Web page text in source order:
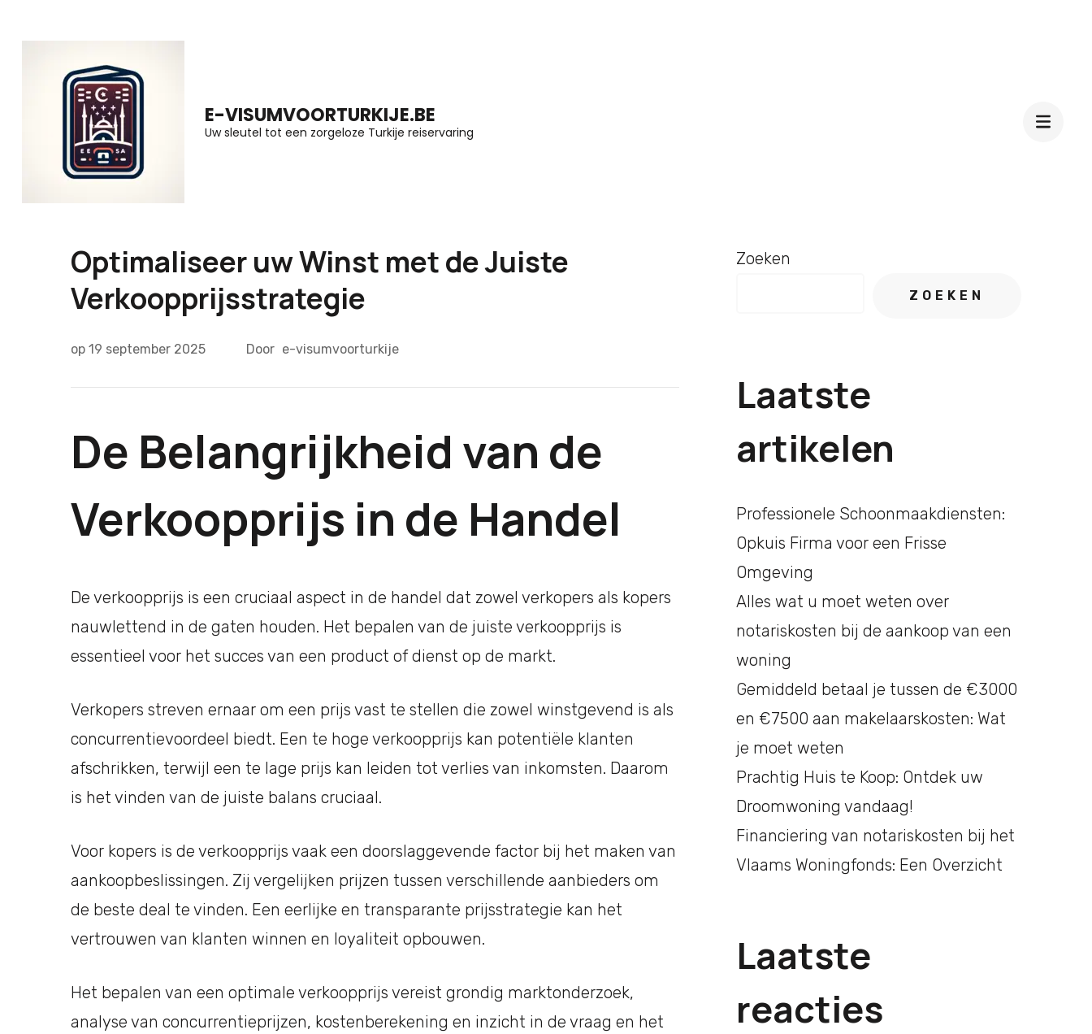
naar
E-VISUMVOORTURKIJE.BE
Uw sleutel tot een zorgeloze Turkije reiservaring
Optimaliseer uw Winst met de Juiste
Verkoopprijsstrategie
op 19 september 2025 Door e-visumvoorturkije
De Belangrijkheid van de
Verkoopprijs in de Handel
De verkoopprijs is een cruciaal aspect in de handel dat zowel verkopers als kopers
nauwlettend in de gaten houden. Het bepalen van de juiste verkoopprijs is
essentieel voor het succes van een product of dienst op de markt.
Verkopers streven ernaar om een prijs vast te stellen die zowel winstgevend is als
concurrentievoordeel biedt. Een te hoge verkoopprijs kan potentiële klanten
afschrikken, terwijl een te lage prijs kan leiden tot verlies van inkomsten. Daarom
is het vinden van de juiste balans cruciaal.
Voor kopers is de verkoopprijs vaak een doorslaggevende factor bij het maken van
aankoopbeslissingen. Zij vergelijken prijzen tussen verschillende aanbieders om
de beste deal te vinden. Een eerlijke en transparante prijsstrategie kan het
vertrouwen van klanten winnen en loyaliteit opbouwen.
Het bepalen van een optimale verkoopprijs vereist grondig marktonderzoek,
analyse van concurrentieprijzen, kostenberekening en inzicht in de vraag en het
Zoeken
ZOEKEN
Laatste
artikelen
Professionele Schoonmaakdiensten:
Opkuis Firma voor een Frisse
Omgeving
Alles wat u moet weten over
notariskosten bij de aankoop van een
woning
Gemiddeld betaal je tussen de €3000
en €7500 aan makelaarskosten: Wat
je moet weten
Prachtig Huis te Koop: Ontdek uw
Droomwoning vandaag!
Financiering van notariskosten bij het
Vlaams Woningfonds: Een Overzicht
Laatste
reacties